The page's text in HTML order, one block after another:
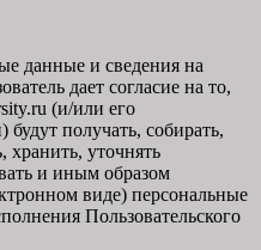
данные и сведения на
дает согласие на то,
(и/или его
получать, собирать,
хранить, уточнять
и иным образом
виде) персональные
Пользовательского